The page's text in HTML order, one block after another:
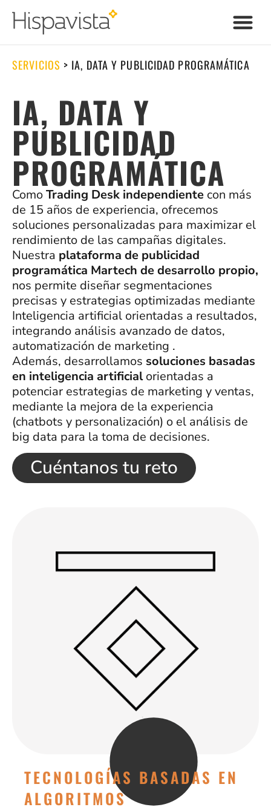
SERVICIOS > IA, DATA Y PUBLICIDAD PROGRAMÁTICA
IA, DATA Y
PUBLICIDAD
PROGRAMÁTICA
ComoTrading Desk independiente con más
de 15 años de experiencia, ofrecemos
soluciones personalizadas para maximizar el
rendimiento de las campañas digitales.
Nuestra plataforma de publicidad
programática Martech de desarrollo propio,
nos permite diseñar segmentaciones
precisas y estrategias optimizadas mediante
Inteligencia artificial orientadas a resultados,
integrando análisis avanzado de datos,
automatización de marketing .
Además, desarrollamos soluciones basadas
en inteligencia artificialorientadas a
potenciar estrategias de marketing y ventas,
mediante la mejora de la experiencia
(chatbots y personalización) o el análisis de
big data para la toma de decisiones.
Cuéntanos tu reto
TECNOLOGÍAS BASADAS EN
ALGORITMOS